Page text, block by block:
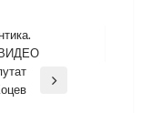
ВИДЕО